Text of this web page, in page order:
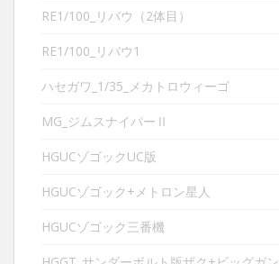
RE1/100_リバウ（2体目）
RE1/100_リバウ1
ハセガワ_1/35_メカトロウィーゴ
MG_ジムスナイパーⅡ
HGUCゾゴックUC版
HGUCゾゴック+メトロン星人
HGUCゾゴック三番機